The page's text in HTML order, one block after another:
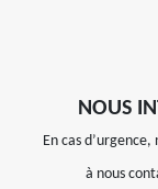
NOUS
En cas
à nous